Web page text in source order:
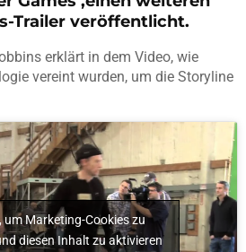
Trailer veröffentlicht.
erklärt in dem Video, wie
vereint wurden, um die Storyline
um Marketing-Cookies zu
diesen Inhalt zu aktivieren